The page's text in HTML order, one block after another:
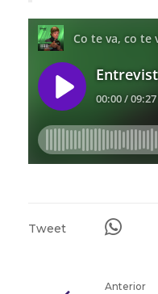
Tweet
Anterior